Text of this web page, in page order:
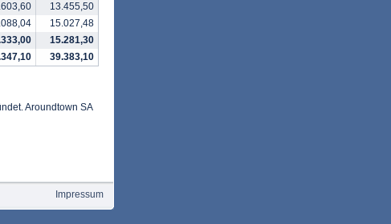
13.455,50
15.027,48
15.281,30
39.383,10
Aroundtown SA
Impressum